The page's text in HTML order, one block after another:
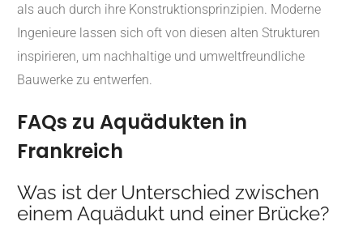
als auch durch ihre Konstruktionsprinzipien. Moderne
Ingenieure lassen sich oft von diesen alten Strukturen
inspirieren, um nachhaltige und umweltfreundliche
Bauwerke zu entwerfen.
FAQs zu Aquädukten in
Frankreich
Was ist der Unterschied zwischen
einem Aquädukt und einer Brücke?